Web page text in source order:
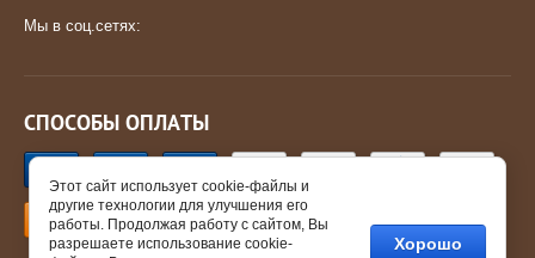
Мы в соц.сетях:
СПОСОБЫ ОПЛАТЫ
Этот сайт использует cookie-файлы и
другие технологии для улучшения его
работы. Продолжая работу с сайтом, Вы
разрешаете использование cookie-
Хорошо